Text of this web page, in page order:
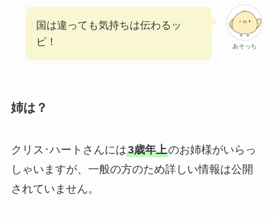
あそっち
国は違っても気持ちは伝わるッ
ピ！
姉は？
クリス･ハートさんには3歳年上のお姉様がいらっ
しゃいますが、一般の方のため詳しい情報は公開
されていません。